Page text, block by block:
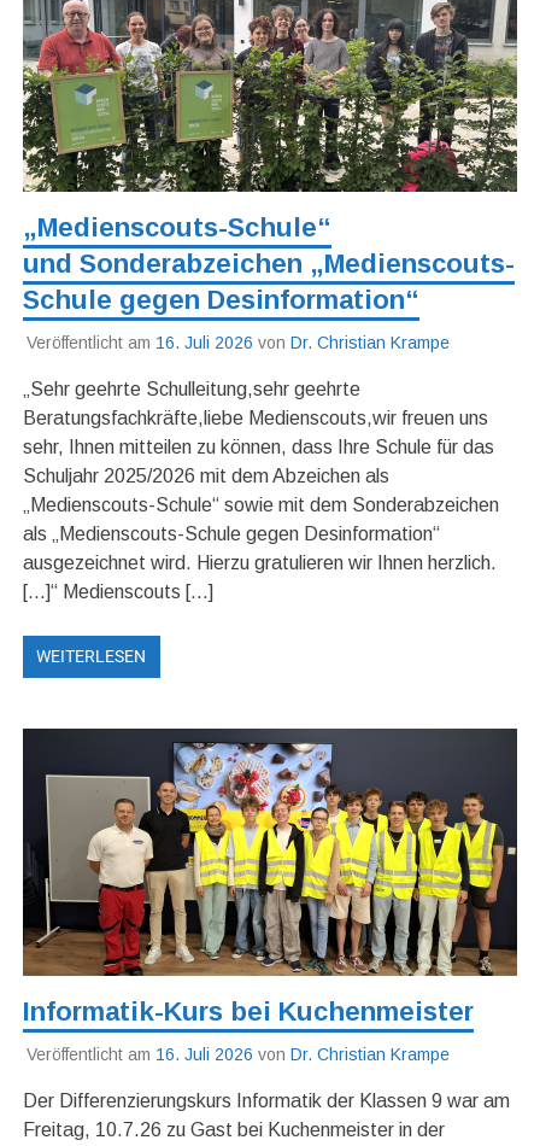
„Medienscouts-Schule“
und Sonderabzeichen „Medienscouts-
Schule gegen Desinformation“
Veröffentlicht am 16. Juli 2026 von Dr. Christian Krampe
„Sehr geehrte Schulleitung,sehr geehrte
Beratungsfachkräfte,liebe Medienscouts,wir freuen uns
sehr, Ihnen mitteilen zu können, dass Ihre Schule für das
Schuljahr 2025/2026 mit dem Abzeichen als
„Medienscouts-Schule“ sowie mit dem Sonderabzeichen
als „Medienscouts-Schule gegen Desinformation“
ausgezeichnet wird. Hierzu gratulieren wir Ihnen herzlich.
[…]“ Medienscouts […]
WEITERLESEN
Informatik-Kurs bei Kuchenmeister
Veröffentlicht am 16. Juli 2026 von Dr. Christian Krampe
Der Differenzierungskurs Informatik der Klassen 9 war am
Freitag, 10.7.26 zu Gast bei Kuchenmeister in der